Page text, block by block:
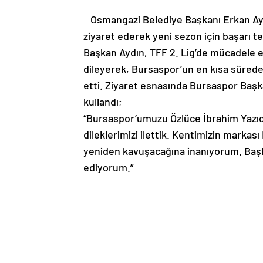
Osmangazi Belediye Başkanı Erkan
ziyaret ederek yeni sezon için başarı
Başkan Aydın, TFF 2. Lig’de
dileyerek, Bursaspor’un en kısa
etti. Ziyaret esnasında Bursaspor
kullandı;
“Bursaspor’umuzu Özlüce İbrahim
dileklerimizi ilettik. Kentimizin
yeniden kavuşacağına inanıyorum.
ediyorum.”